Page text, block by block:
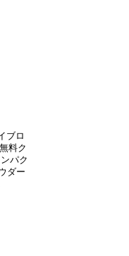
ブロ
料ク
パク
ダー